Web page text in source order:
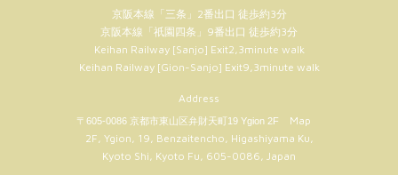
京阪本線「三条」2番出口 徒歩約3分
京阪本線「祇園四条」9番出口 徒歩約3分
Keihan Railway [Sanjo] Exit2,3minute walk
Keihan Railway [Gion-Sanjo] Exit9,3minute walk
Address
〒605-0086 京都市東山区弁財天町19 Ygion 2F
Map
2F, Ygion, 19, Benzaitencho, Higashiyama Ku,
Kyoto Shi, Kyoto Fu, 605-0086, Japan